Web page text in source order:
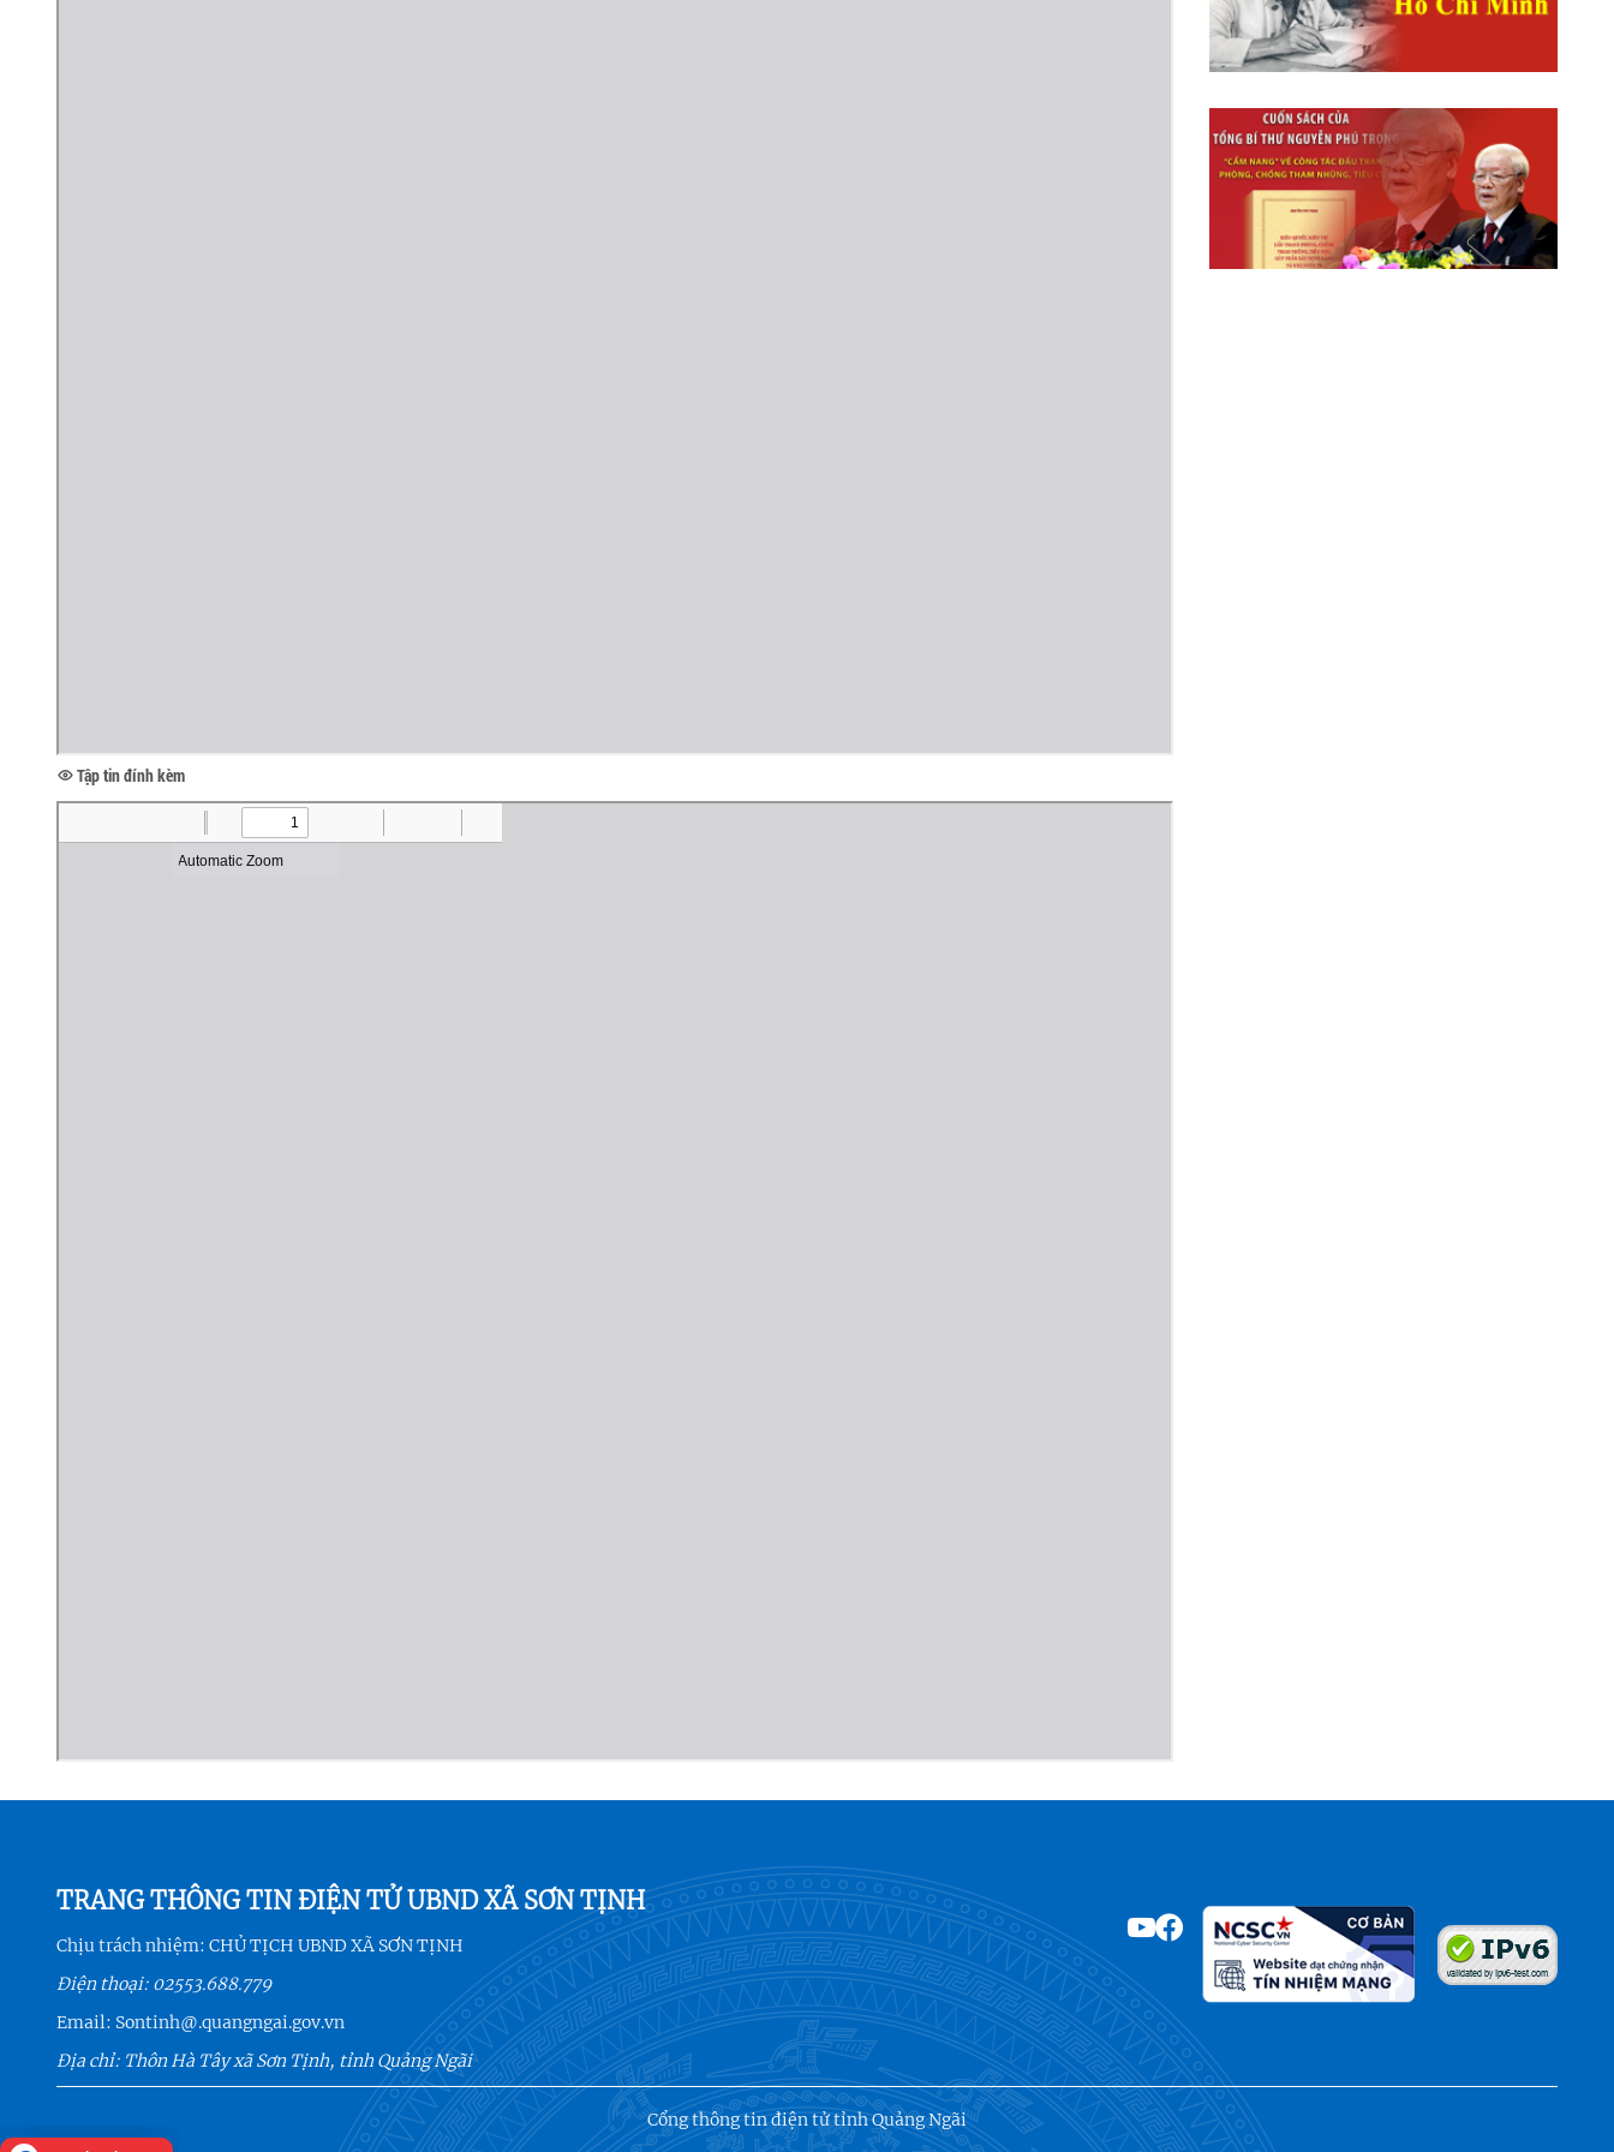
Tập tin đính kèm
TRANG THÔNG TIN ĐIỆN TỬ UBND XÃ SƠN TỊNH
Chịu trách nhiệm: CHỦ TỊCH UBND XÃ SƠN TỊNH
Điện thoại: 02553.688.779
Email: Sontinh@.quangngai.gov.vn
Địa chỉ: Thôn Hà Tây xã Sơn Tịnh, tỉnh Quảng Ngãi
Cổng thông tin điện tử tỉnh Quảng Ngãi